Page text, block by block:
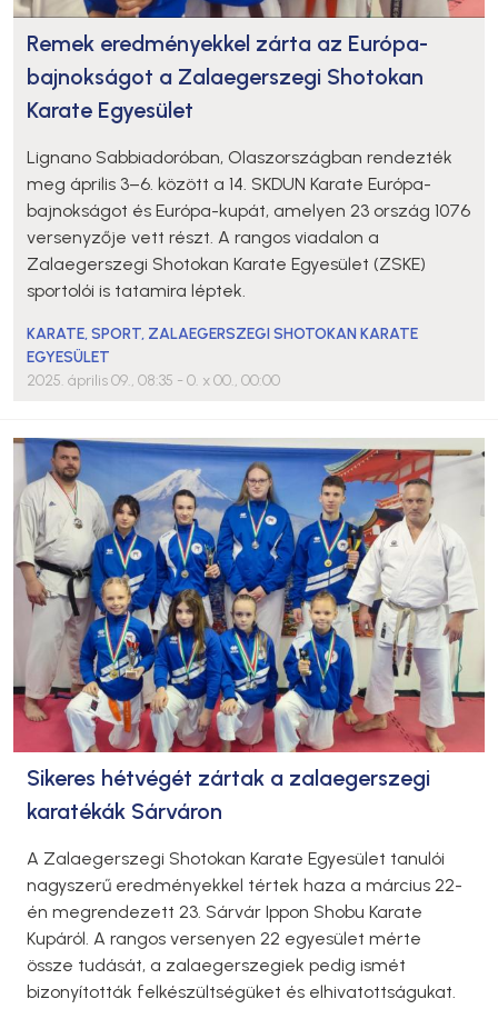
Remek eredményekkel zárta az Európa-
bajnokságot a Zalaegerszegi Shotokan
Karate Egyesület
Lignano Sabbiadoróban, Olaszországban rendezték
meg április 3–6. között a 14. SKDUN Karate Európa-
bajnokságot és Európa-kupát, amelyen 23 ország 1076
versenyzője vett részt. A rangos viadalon a
Zalaegerszegi Shotokan Karate Egyesület (ZSKE)
sportolói is tatamira léptek.
KARATE,SPORT, ZALAEGERSZEGI SHOTOKAN KARATE
EGYESÜLET
2025. április 09., 08:35 - 0. x 00., 00:00
Sikeres hétvégét zártak a zalaegerszegi
karatékák Sárváron
A Zalaegerszegi Shotokan Karate Egyesület tanulói
nagyszerű eredményekkel tértek haza a március 22-
én megrendezett 23. Sárvár Ippon Shobu Karate
Kupáról. A rangos versenyen 22 egyesület mérte
össze tudását, a zalaegerszegiek pedig ismét
bizonyították felkészültségüket és elhivatottságukat.